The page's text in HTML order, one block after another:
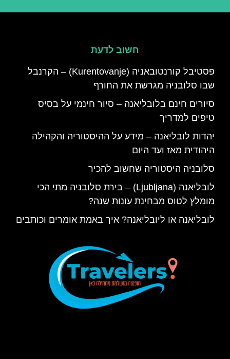
חשוב לדעת
פסטיבל קורנטובאניה (Kurentovanje) – הקרנבל
שבו סלובניה מגרשת את החורף
סיורים חינם בלובליאנה – סיור חינמי על בסיס
טיפים למדריך
יהדות לובליאנה – מידע על ההיסטוריה והקהילה
היהודית מאז ועד היום
סלובניה היסטוריה שחשוב להכיר
לובליאנה (Ljubljana) – בירת סלובניה מתי הכי
מומלץ לטוס מבחינת עונות שנה?
לובליאנה או ליובליאנה? איך באמת אומרים וכותבים